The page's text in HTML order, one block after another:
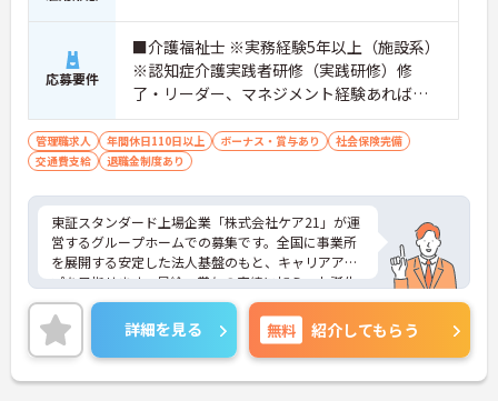
応募要件
■介護福祉士 ※実務経験5年以上（施設系）
※認知症介護実践者研修（実践研修）修
了・リーダー、マネジメント経験あれば尚
可
管理職求人 年間休日110日以上 ボーナス・賞与あり
社会保険完備
交通費支給
退職金制度あり
東証スタンダード上場企業「株式会社ケア21」が運
営するグループホームでの募集です。全国に事業所
を展開する安定した法人基盤のもと、キャリアアッ
プを目指せます。昇給・賞与の実績に加え、お誕生
日プレゼントや各種割引が利用できる組合制度な
ど、手厚い福利厚生も魅力。定年制を撤廃している
ため、腰を据えて長くご活躍いただけます。これま
での経験を活かして施設運営や人材育成に挑戦した
い方、チームで何かを創り上げるのが好きな方にお
詳細を見る 無料 紹介してもらう